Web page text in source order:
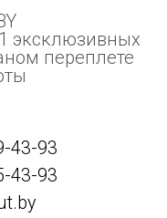
эксклюзивных
переплете
43-93
43-93